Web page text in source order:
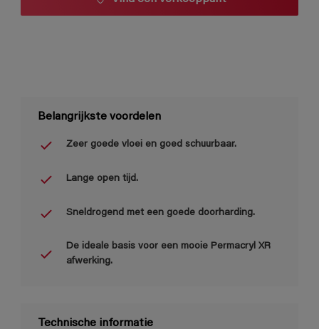
Belangrijkste voordelen
Zeer goede vloei en goed schuurbaar.
Lange open tijd.
Sneldrogend met een goede doorharding.
De ideale basis voor een mooie Permacryl XR
afwerking.
Technische informatie